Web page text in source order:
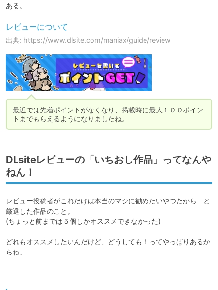
ある。
レビューについて
出典: https://www.dlsite.com/maniax/guide/review
最近では先着ポイントがなくなり、掲載時に最大１００ポイン
トまでもらえるようになりましたね。
DLsiteレビューの「いちおし作品」ってなんや
ねん！
レビュー投稿者がこれだけは本当のマジに勧めたいやつだから！と
厳選した作品のこと。
(ちょっと前までは５個しかオススメできなかった)
どれもオススメしたいんだけど、どうしても！ってやっぱりあるか
らね。